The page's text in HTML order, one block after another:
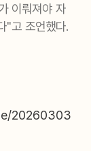
이뤄져야 자
"고 조언했다.
20260303